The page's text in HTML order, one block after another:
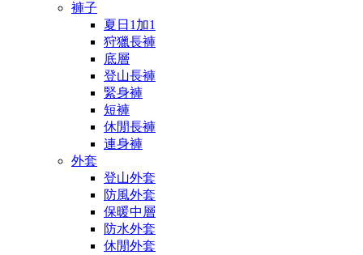
褲子
夏日1加1
狩獵長褲
底層
登山長褲
緊身褲
短褲
休閒長褲
連身褲
外套
登山外套
防風外套
保暖中層
防水外套
休閒外套